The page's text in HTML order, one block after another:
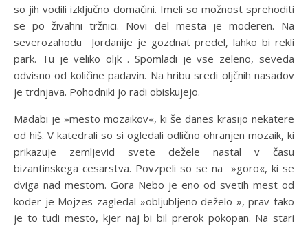
so jih vodili izključno domačini. Imeli so možnost sprehoditi
se po živahni tržnici. Novi del mesta je moderen. Na
severozahodu Jordanije je gozdnat predel, lahko bi rekli
park. Tu je veliko oljk . Spomladi je vse zeleno, seveda
odvisno od količine padavin. Na hribu sredi oljčnih nasadov
je trdnjava. Pohodniki jo radi obiskujejo.
Madabi je »mesto mozaikov«, ki še danes krasijo nekatere
od hiš. V katedrali so si ogledali odlično ohranjen mozaik, ki
prikazuje zemljevid svete dežele nastal v času
bizantinskega cesarstva. Povzpeli so se na »goro«, ki se
dviga nad mestom. Gora Nebo je eno od svetih mest od
koder je Mojzes zagledal »obljubljeno deželo », prav tako
je to tudi mesto, kjer naj bi bil prerok pokopan. Na stari